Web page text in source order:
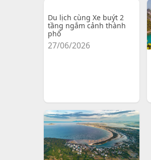
Du lịch cùng Xe buýt 2
tầng ngắm cảnh thành
phố
27/06/2026